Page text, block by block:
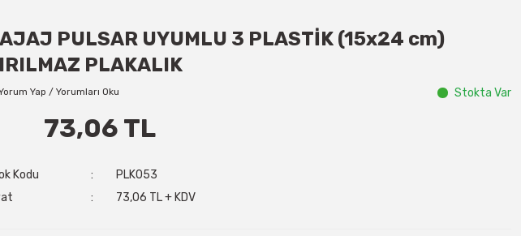
PULSAR UYUMLU 3 PLASTİK (15x24 cm)
PLAKALIK
Yap / Yorumları Oku Stokta Var
73,06 TL
Kodu
PLK053
73,06 TL + KDV